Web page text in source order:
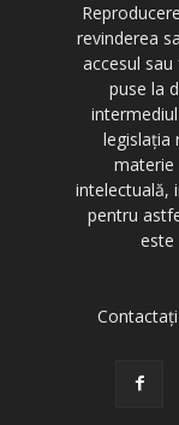
revinderea
accesul
puse la
legislația
materie
intelectuală,
pentru
este